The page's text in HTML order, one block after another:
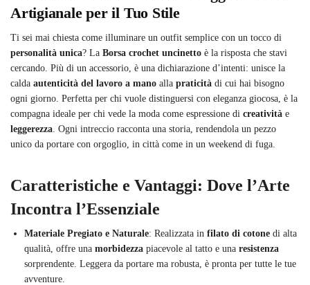
Artigianale per il Tuo Stile
Ti sei mai chiesta come illuminare un outfit semplice con un tocco di
personalità unica? La Borsa crochet uncinetto è la risposta che stavi
cercando. Più di un accessorio, è una dichiarazione d’intenti: unisce la
calda autenticità del lavoro a mano alla praticità di cui hai bisogno
ogni giorno. Perfetta per chi vuole distinguersi con eleganza giocosa, è la
compagna ideale per chi vede la moda come espressione di creatività e
leggerezza . Ogni intreccio racconta una storia, rendendola un pezzo
unico da portare con orgoglio, in città come in un weekend di fuga.
Caratteristiche e Vantaggi: Dove l’Arte
Incontra l’Essenziale
Materiale Pregiato e Naturale: Realizzata in filato di cotone di alta
qualità, offre una morbidezza piacevole al tatto e una resistenza
sorprendente. Leggera da portare ma robusta, è pronta per tutte le tue
avventure.